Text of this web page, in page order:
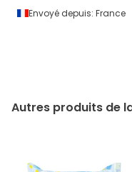
Envoyé depuis: France
Autres produits de